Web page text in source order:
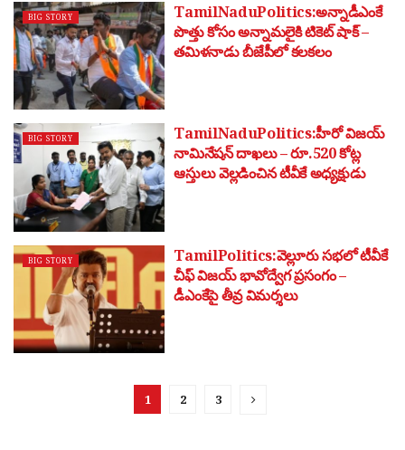
BIG STORY
TamilNaduPolitics:అన్నాడీఎంకే
పొత్తు కోసం అన్నామలైకి టికెట్ షాక్ –
తమిళనాడు బీజేపీలో కలకలం
BIG STORY
TamilNaduPolitics:హీరో విజయ్
నామినేషన్ దాఖలు – రూ.520 కోట్ల
ఆస్తులు వెల్లడించిన టీవీకే అధ్యక్షుడు
BIG STORY
TamilPolitics:వెల్లూరు సభలో టీవీకే
చీఫ్ విజయ్ భావోద్వేగ ప్రసంగం –
డీఎంకేపై తీవ్ర విమర్శలు
1 2 3